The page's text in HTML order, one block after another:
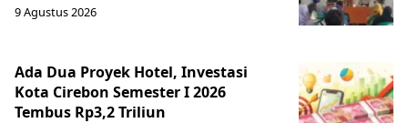
9 Agustus 2026
Ada Dua Proyek Hotel, Investasi
Kota Cirebon Semester I 2026
Tembus Rp3,2 Triliun